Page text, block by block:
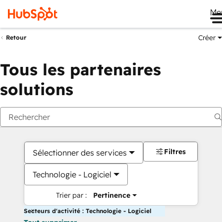
Retour Créer
Tous les partenaires
solutions
Sélectionner des services
Technologie - Logiciel
Trier par : Pertinence
Filtres
Secteurs d'activité : Technologie - Logiciel